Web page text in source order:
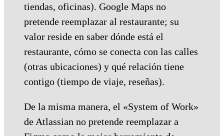
tiendas, oficinas). Google Maps no
pretende reemplazar al restaurante; su
valor reside en saber dónde está el
restaurante, cómo se conecta con las calles
(otras ubicaciones) y qué relación tiene
contigo (tiempo de viaje, reseñas).
De la misma manera, el «System of Work»
de Atlassian no pretende reemplazar a